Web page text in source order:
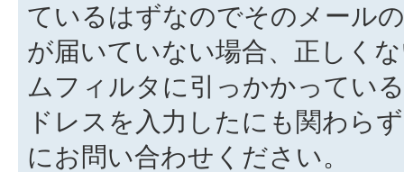
ているはずなのでそのメール
が届いていない場合、正しく
ムフィルタに引っかかってい
ドレスを入力したにも関わら
にお問い合わせください。